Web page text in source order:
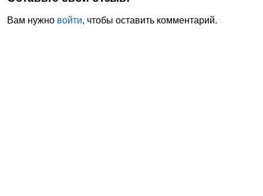
Вам нужно войти, чтобы оставить комментарий.